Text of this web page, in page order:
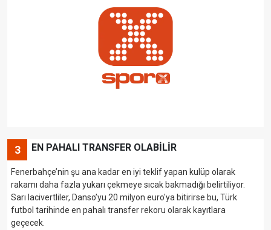
3 EN PAHALI TRANSFER OLABİLİR
Fenerbahçe’nin şu ana kadar en iyi teklif yapan kulüp olarak
rakamı daha fazla yukarı çekmeye sıcak bakmadığı belirtiliyor.
Sarı lacivertliler, Danso’yu 20 milyon euro'ya bitirirse bu, Türk
futbol tarihinde en pahalı transfer rekoru olarak kayıtlara
geçecek.